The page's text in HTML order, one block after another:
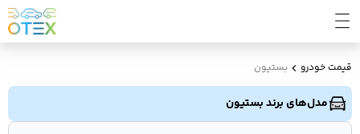
قیمت خودرو بستیون
مدل‌های برند بستیون